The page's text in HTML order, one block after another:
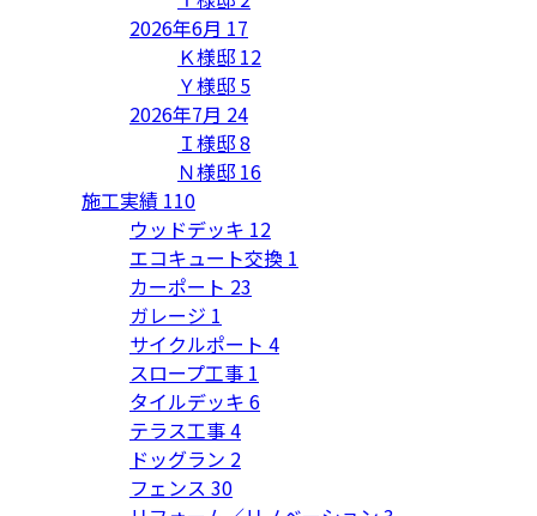
2026年6月 17
Ｋ様邸 12
Ｙ様邸 5
2026年7月 24
Ｉ様邸8
Ｎ様邸 16
施工実績 110
ウッドデッキ 12
エコキュート交換 1
カーポート 23
ガレージ 1
サイクルポート 4
スロープ工事 1
タイルデッキ 6
テラス工事4
ドッグラン 2
フェンス 30